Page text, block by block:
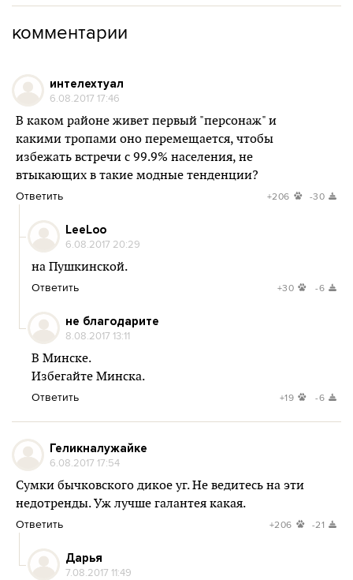
комментарии
интелехтуал
6.08.2017 17:46
В каком районе живет первый "персонаж" и
какими тропами оно перемещается, чтобы
избежать встречи с 99.9% населения, не
втыкающих в такие модные тенденции?
Ответить +206 -30
LeeLoo
6.08.2017 20:29
на Пушкинской.
Ответить +30 -6
не благодарите
8.08.2017 13:11
В Минске.
Избегайте Минска.
Ответить +19 -6
Геликналужайке
6.08.2017 17:54
Сумки бычковского дикое уг. Не ведитесь на эти
недотренды. Уж лучше галантея какая.
Ответить +206 -21
Дарья
7.08.2017 11:49